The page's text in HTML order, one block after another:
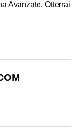
Avanzate. Otterrai